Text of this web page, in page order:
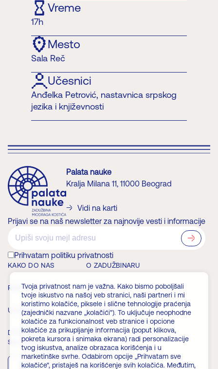
Vreme
17h
Mesto
Sala Reč
Učesnici
Anđelka Petrović, nastavnica srpskog
jezika i književnosti
Palata nauke
Kralja Milana 11, 11000 Beograd
Vidi na karti
Prijavi se na naš newsletter za najnovije vesti i informacije
Prihvatam politiku privatnosti
KAKO DO NAS O ZADUŽBINARU
RADNO VREME VESTI
ULAZNICE ČLANSTVO
DOGAĐAJI FAQ
Skini aplikaciju
App Store Play Store
Tvoja privatnost nam je važna. Kako bismo poboljšali
tvoje iskustvo na našoj veb stranici, naši partneri i mi
koristimo kolačiće, piksele i slične tehnologije praćenja
(zajednički nazvane „kolačići"). To uključuje neophodne
kolačiće za funkcionalnost veb stranice i opcione
kolačiće za prikupljanje informacija (poput klikova,
pokreta kursora i snimaka ekrana) radi personalizacije
tvog iskustva, analize obrazaca korišćenja i u
marketinške svrhe. Odabirom opcije „Prihvatam sve
kolačiće", pristaješ na korišćenje svih kolačića. Međutim,